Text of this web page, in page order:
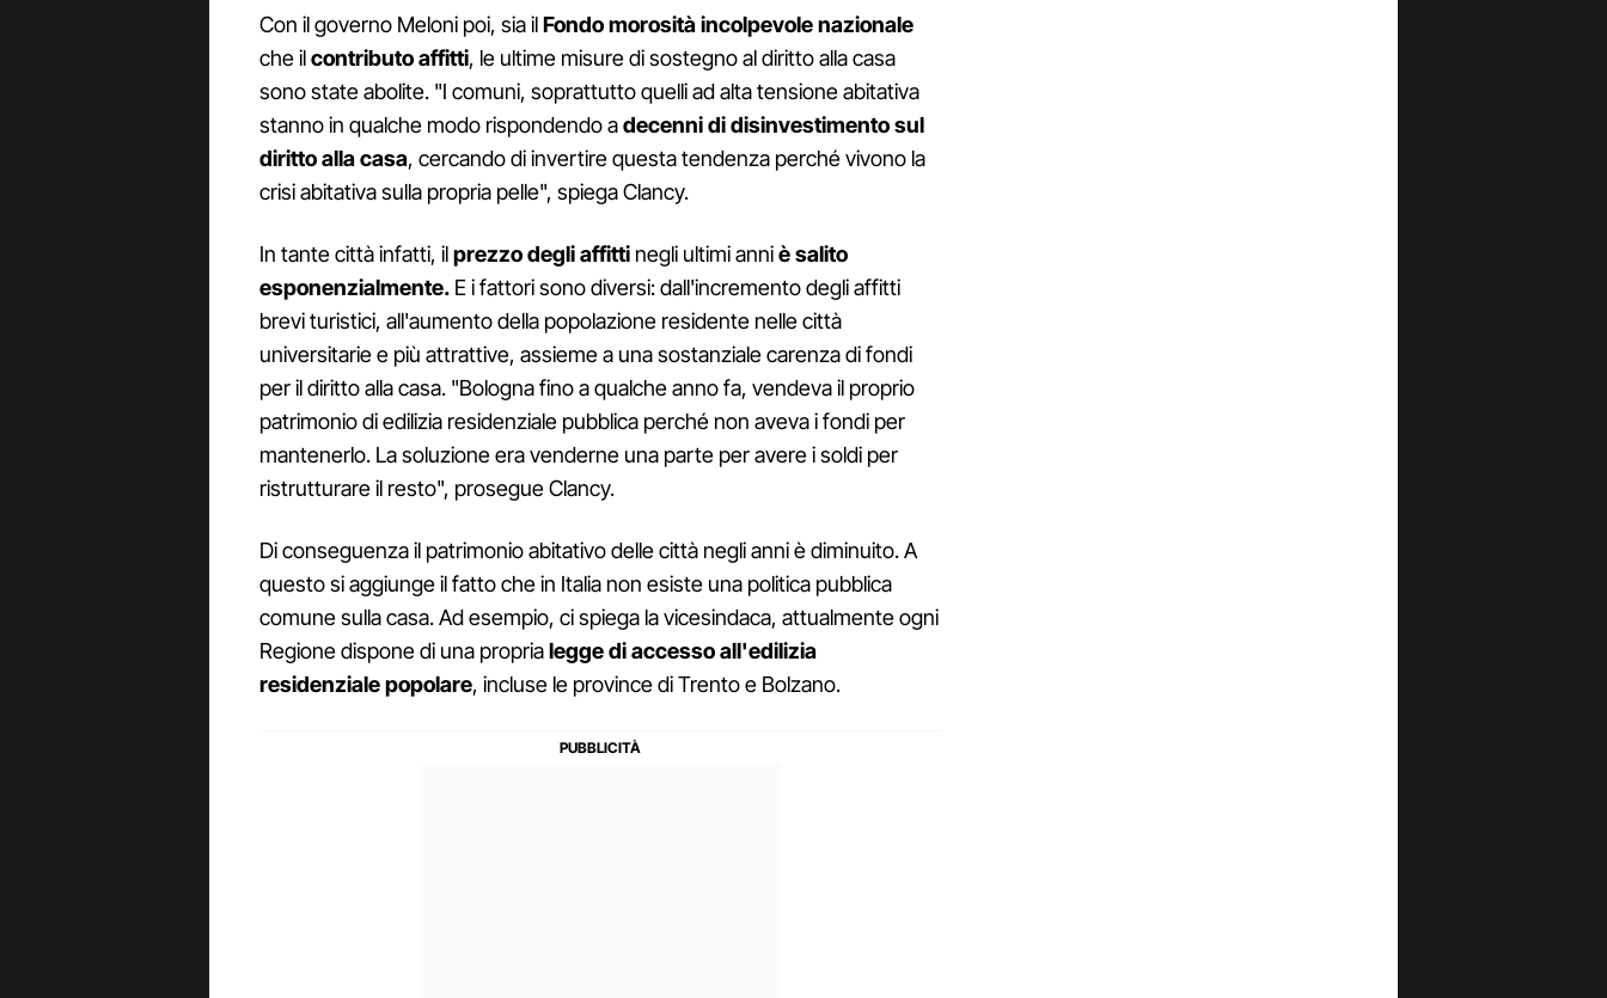
Con il governo Meloni poi, sia ilFondo morosità incolpevole nazionale
che ilcontributo affitti, le ultime misure di sostegno al diritto alla casa
sono state abolite. "I comuni, soprattutto quelli ad alta tensione abitativa
stanno in qualche modo rispondendo adecenni di disinvestimento sul
diritto alla casa, cercando di invertire questa tendenza perché vivono la
crisi abitativa sulla propria pelle", spiega Clancy.
In tante città infatti, ilprezzo degli affitti negli ultimi anniè salito
esponenzialmente. E i fattori sono diversi: dall'incremento degli affitti
brevi turistici, all'aumento della popolazione residente nelle città
universitarie e più attrattive, assieme a una sostanziale carenza di fondi
per il diritto alla casa. "Bologna fino a qualche anno fa, vendeva il proprio
patrimonio di edilizia residenziale pubblica perché non aveva i fondi per
mantenerlo. La soluzione era venderne una parte per avere i soldi per
ristrutturare il resto", prosegue Clancy.
Di conseguenza il patrimonio abitativo delle città negli anni è diminuito. A
questo si aggiunge il fatto che in Italia non esiste una politica pubblica
comune sulla casa. Ad esempio, ci spiega la vicesindaca, attualmente ogni
Regione dispone di una proprialegge di accesso all'edilizia
residenziale popolare, incluse le province di Trento e Bolzano.